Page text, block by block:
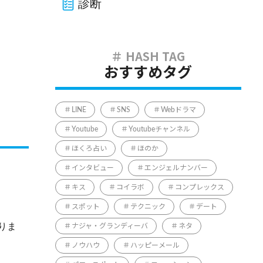
ま
診断
おすすめタグ
LINE SNS Webドラマ
Youtube Youtubeチャンネル
ほくろ占い ほのか
インタビュー エンジェルナンバー
キス コイラボ コンプレックス
スポット テクニック デート
ナジャ・グランディーバ ネタ
ノウハウ ハッピーメール